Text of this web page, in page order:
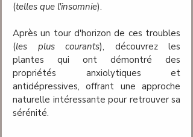
(telles que l'insomnie).
Après un tour d'horizon de ces troubles
(les plus courants), découvrez les
plantes qui ont démontré des
propriétés anxiolytiques et
antidépressives, offrant une approche
naturelle intéressante pour retrouver sa
sérénité.